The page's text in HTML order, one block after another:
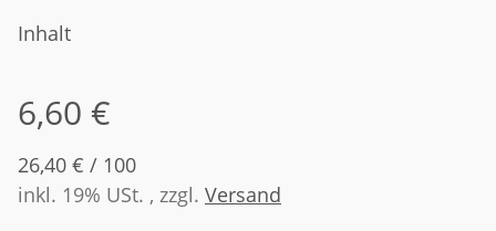
Inhalt
6,60 €
26,40 € / 100
inkl. 19% USt. , zzgl. Versand